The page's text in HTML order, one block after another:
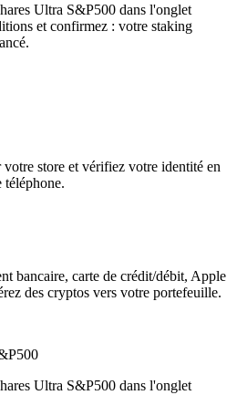
Ultra S&P500 dans l'onglet
et confirmez : votre staking
store et vérifiez votre identité en
téléphone.
bancaire, carte de crédit/débit, Apple
des cryptos vers votre portefeuille.
Ultra S&P500 dans l'onglet